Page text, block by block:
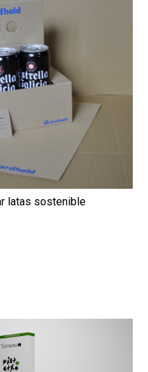
latas sostenible